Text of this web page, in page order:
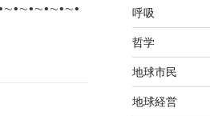
呼吸
哲学
地球市民
地球経営